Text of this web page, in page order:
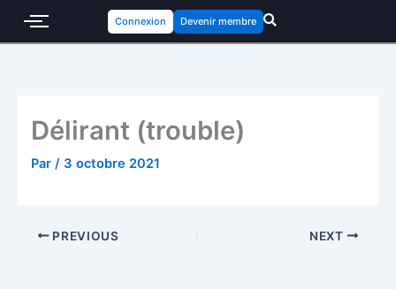
Connexion Devenir membre
Délirant (trouble)
Par / 3 octobre 2021
PREVIOUS NEXT